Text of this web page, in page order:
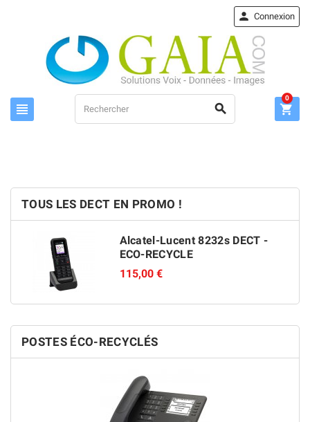
 
 Connexion

0
TOUS LES DECT EN PROMO !
Alcatel-Lucent 8232s DECT -
ECO-RECYCLE
115,00 €
POSTES ÉCO-RECYCLÉS